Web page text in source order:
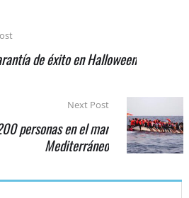
de éxito en Halloween
Next Post
personas en el mar
Mediterráneo